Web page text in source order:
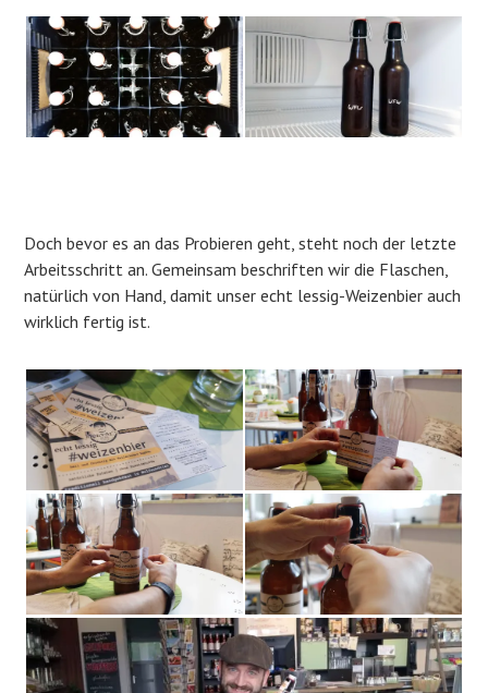
Doch bevor es an das Probieren geht, steht noch der letzte
Arbeitsschritt an. Gemeinsam beschriften wir die Flaschen,
natürlich von Hand, damit unser echt lessig-Weizenbier auch
wirklich fertig ist.